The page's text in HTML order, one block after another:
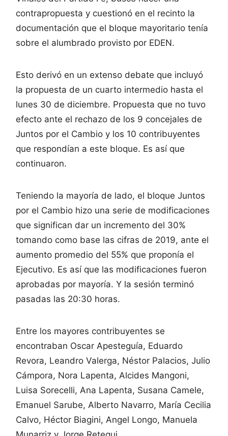
contrapropuesta y cuestionó en el recinto la
documentación que el bloque mayoritario tenía
sobre el alumbrado provisto por EDEN.
Esto derivó en un extenso debate que incluyó
la propuesta de un cuarto intermedio hasta el
lunes 30 de diciembre. Propuesta que no tuvo
efecto ante el rechazo de los 9 concejales de
Juntos por el Cambio y los 10 contribuyentes
que respondían a este bloque. Es así que
continuaron.
Teniendo la mayoría de lado, el bloque Juntos
por el Cambio hizo una serie de modificaciones
que significan dar un incremento del 30%
tomando como base las cifras de 2019, ante el
aumento promedio del 55% que proponía el
Ejecutivo. Es así que las modificaciones fueron
aprobadas por mayoría. Y la sesión terminó
pasadas las 20:30 horas.
Entre los mayores contribuyentes se
encontraban Oscar Apesteguía, Eduardo
Revora, Leandro Valerga, Néstor Palacios, Julio
Cámpora, Nora Lapenta, Alcides Mangoni,
Luisa Sorecelli, Ana Lapenta, Susana Camele,
Emanuel Sarube, Alberto Navarro, María Cecilia
Calvo, Héctor Biagini, Angel Longo, Manuela